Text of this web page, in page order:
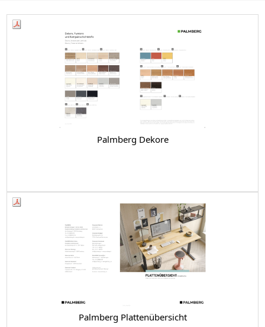
Palmberg Dekore
Palmberg Plattenübersicht